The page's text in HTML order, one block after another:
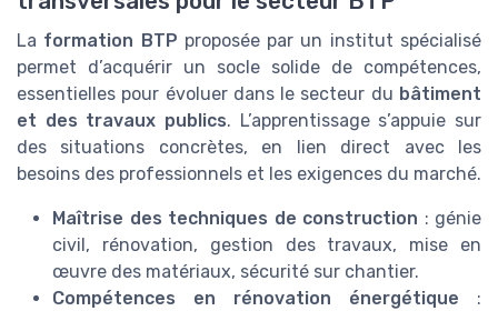
La formation BTP proposée par un institut spécialisé
permet d’acquérir un socle solide de compétences,
essentielles pour évoluer dans le secteur du bâtiment
et des travaux publics. L’apprentissage s’appuie sur
des situations concrètes, en lien direct avec les
besoins des professionnels et les exigences du marché.
Maîtrise des techniques de construction : génie
civil, rénovation, gestion des travaux, mise en
œuvre des matériaux, sécurité sur chantier.
Compétences en rénovation énergétique :